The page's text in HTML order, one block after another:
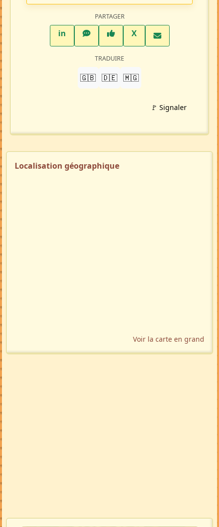
PARTAGER
inLinkedInWhatsAppFacebook
XTwitter X
TRADUIRE
🇬🇧 🇩🇪 🇲🇬
🚩 Signaler
Localisation géographique
Voir la carte en grand